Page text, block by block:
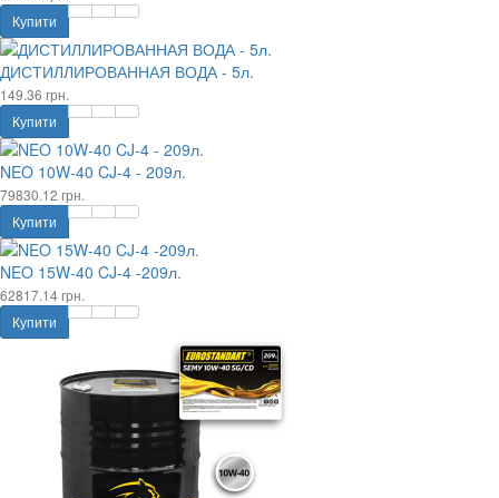
Купити
ДИСТИЛЛИРОВАННАЯ ВОДА - 5л.
149.36 грн.
Купити
NEO 10W-40 CJ-4 - 209л.
79830.12 грн.
Купити
NEO 15W-40 CJ-4 -209л.
62817.14 грн.
Купити